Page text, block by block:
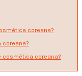
coreana?
coreana?
cosmética coreana?